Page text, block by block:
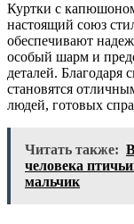
Куртки с
настоящий союз
обеспечивают
особый шарм и
деталей. Благодаря
становятся
людей, готовых
Читать также:
человека
мальчик